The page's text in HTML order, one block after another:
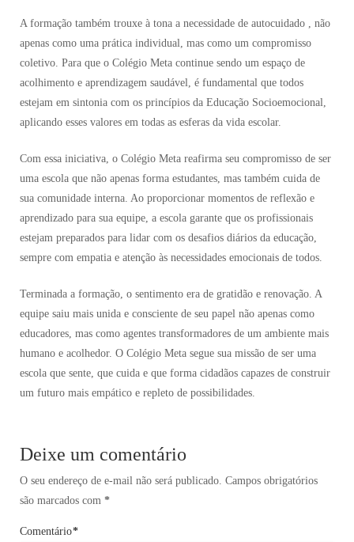
A formação também trouxe à tona a necessidade de autocuidado , não
apenas como uma prática individual, mas como um compromisso
coletivo. Para que o Colégio Meta continue sendo um espaço de
acolhimento e aprendizagem saudável, é fundamental que todos
estejam em sintonia com os princípios da Educação Socioemocional,
aplicando esses valores em todas as esferas da vida escolar.
Com essa iniciativa, o Colégio Meta reafirma seu compromisso de ser
uma escola que não apenas forma estudantes, mas também cuida de
sua comunidade interna. Ao proporcionar momentos de reflexão e
aprendizado para sua equipe, a escola garante que os profissionais
estejam preparados para lidar com os desafios diários da educação,
sempre com empatia e atenção às necessidades emocionais de todos.
Terminada a formação, o sentimento era de gratidão e renovação. A
equipe saiu mais unida e consciente de seu papel não apenas como
educadores, mas como agentes transformadores de um ambiente mais
humano e acolhedor. O Colégio Meta segue sua missão de ser uma
escola que sente, que cuida e que forma cidadãos capazes de construir
um futuro mais empático e repleto de possibilidades.
Deixe um comentário
O seu endereço de e-mail não será publicado. Campos obrigatórios
são marcados com *
Comentário*